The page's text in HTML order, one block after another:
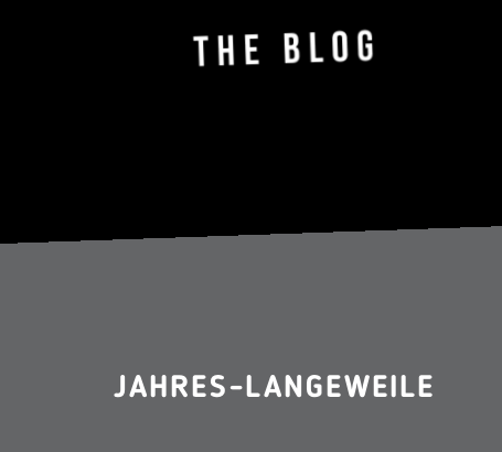
JAHRES-LANGEWEILE